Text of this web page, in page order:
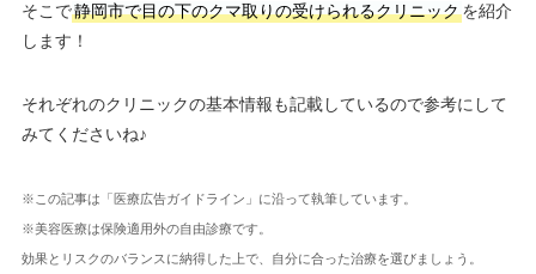
そこで静岡市で目の下のクマ取りの受けられるクリニックを紹介
します！
それぞれのクリニックの基本情報も記載しているので参考にして
みてくださいね♪
※この記事は「医療広告ガイドライン」に沿って執筆しています。
※美容医療は保険適用外の自由診療です。
効果とリスクのバランスに納得した上で、自分に合った治療を選びましょう。